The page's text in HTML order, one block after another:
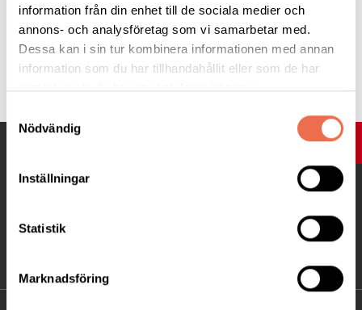
information från din enhet till de sociala medier och
annons- och analysföretag som vi samarbetar med.
Dessa kan i sin tur kombinera informationen med annan
information som du har tillhandahållit eller som de har
samlat in när du har använt deras tjänster.
Nödvändig
Inställningar
Statistik
Marknadsföring
Tipsa
UPP